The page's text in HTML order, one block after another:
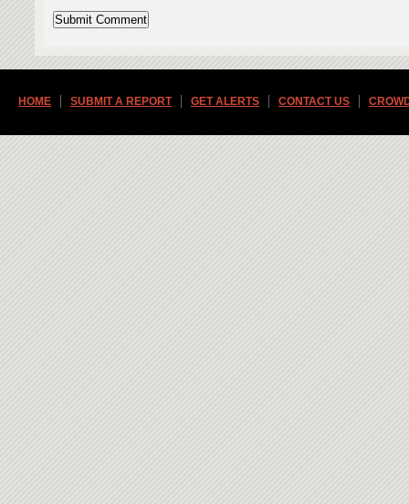
HOME SUBMIT A REPORT GET ALERTS CONTACT US